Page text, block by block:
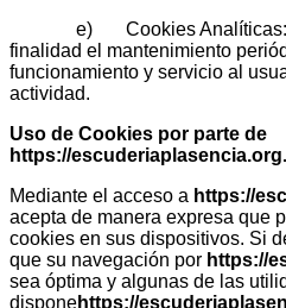
e) Cookies Analíticas:
finalidad el mantenimiento
funcionamiento y servicio al
actividad.
Uso de Cookies por parte de
https://escuderiaplasencia.org.
Mediante el acceso a https://
acepta de manera expresa que
cookies en sus dispositivos. Si
que su navegación por https://
sea óptima y algunas de las
disponehttps://